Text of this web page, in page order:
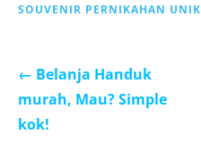
SOUVENIR PERNIKAHAN UNIK
Post
navigation
← Belanja Handuk
murah, Mau? Simple
kok!